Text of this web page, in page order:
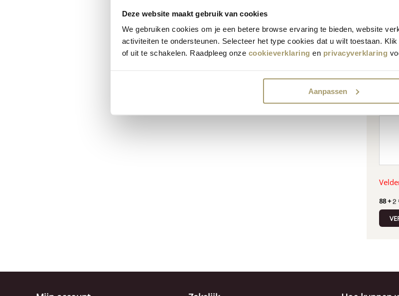
Deze website maakt gebruik van cookies
We gebruiken cookies om je een betere browse ervaring te bieden, website
activiteiten te ondersteunen. Selecteer het type cookies dat u wilt toestaan.
of uit te schakelen. Raadpleeg onze cookieverklaring en privacyverklaring
Aanpassen
88+